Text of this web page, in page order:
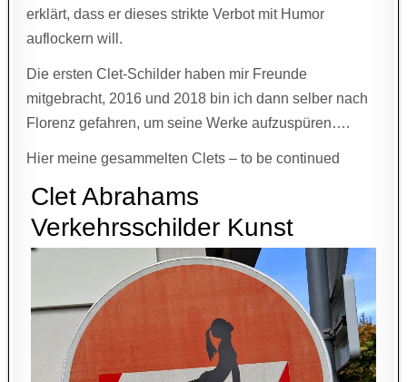
erklärt, dass er dieses strikte Verbot mit Humor
auflockern will.
Die ersten Clet-Schilder haben mir Freunde
mitgebracht, 2016 und 2018 bin ich dann selber nach
Florenz gefahren, um seine Werke aufzuspüren….
Hier meine gesammelten Clets – to be continued
Clet Abrahams
Verkehrsschilder Kunst